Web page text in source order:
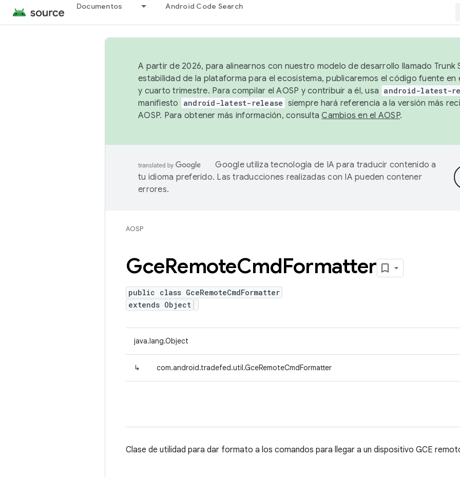
Documentos Android Code Search
A partir de 2026, para alinearnos con nuestro modelo de desarrollo llamado Trunk
estabilidad de la plataforma para el ecosistema, publicaremos el código fuente en
y cuarto trimestre. Para compilar el AOSP y contribuir a él, usa android-latest-
manifiesto android-latest-release siempre hará referencia a la versión más
AOSP. Para obtener más información, consultaCambios en el AOSP.
Google utiliza tecnología de IA para traducir contenido a
tu idioma preferido. Las traducciones realizadas con IA pueden contener
errores.
AOSP
GceRemoteCmdFormatter
public class GceRemoteCmdFormatter
extends Object
java.lang.Object
↳ com.android.tradefed.util.GceRemoteCmdFormatter
Clase de utilidad para dar formato a los comandos para llegar a un dispositivo GCE